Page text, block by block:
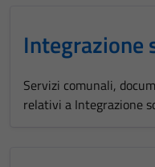
Integrazione
Servizi comunali,
relativi a Integrazione